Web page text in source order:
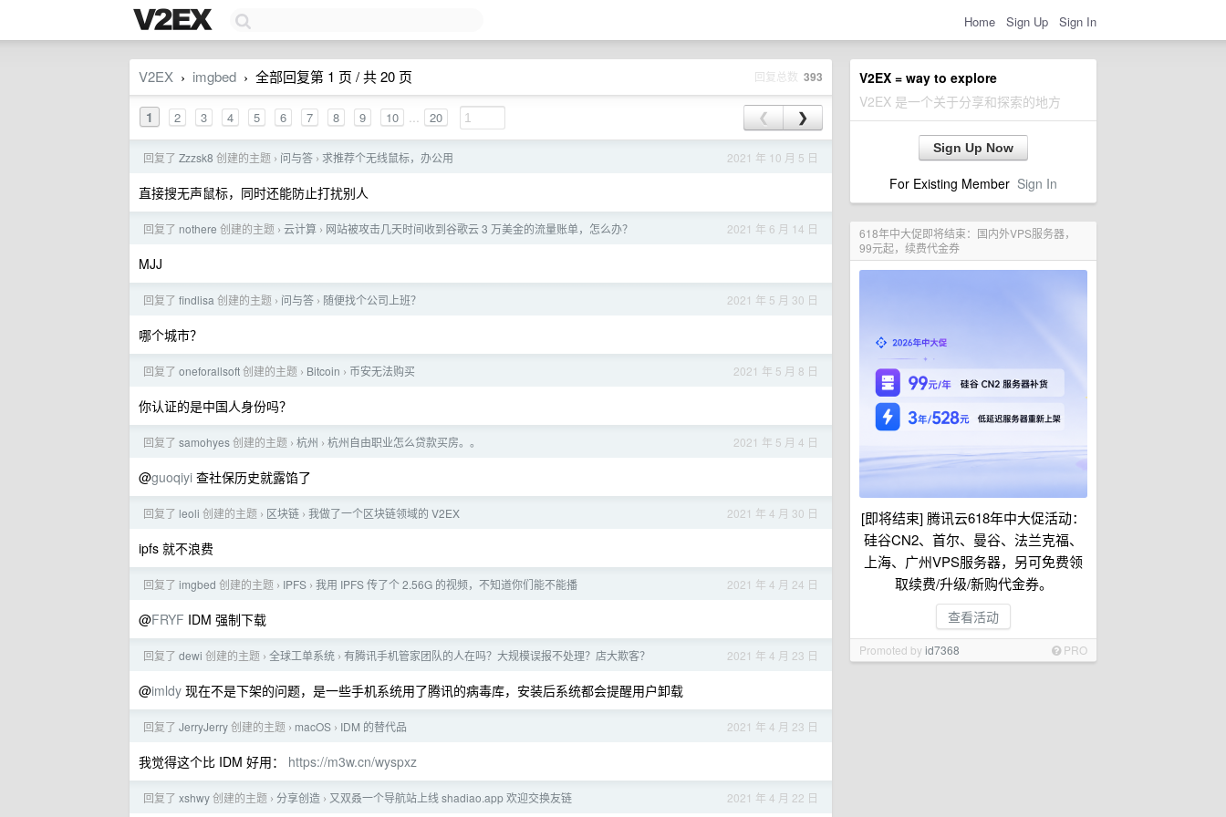
Home Sign Up Sign In
V2EX = way to explore
V2EX 是一个关于分享和探索的地方
Sign Up Now
For Existing Member Sign In
618年中大促即将结束：国内外VPS服务器，
99元起，续费代金券
[即将结束] 腾讯云618年中大促活动：
硅谷CN2、首尔、曼谷、法兰克福、
上海、广州VPS服务器，另可免费领
取续费/升级/新购代金券。
查看活动
Promoted byid7368 PRO
V2EX › imgbed › 全部回复第 1 页 / 共 20 页 回复总数 393
1 2 3 4 5 6 7 8 9 10 ... 20 ❮ ❯
2021 年 10 月 5 日
回复了 Zzzsk8 创建的主题 › 问与答 › 求推荐个无线鼠标，办公用
直接搜无声鼠标，同时还能防止打扰别人
2021 年 6 月 14 日
回复了 nothere 创建的主题 › 云计算 › 网站被攻击几天时间收到谷歌云 3 万美金的流量账单，怎么办？
MJJ
2021 年 5 月 30 日
回复了 findlisa 创建的主题 › 问与答 › 随便找个公司上班？
哪个城市？
2021 年 5 月 8 日
回复了 oneforallsoft创建的主题 › Bitcoin › 币安无法购买
你认证的是中国人身份吗？
2021 年 5 月 4 日
回复了 samohyes创建的主题 › 杭州 › 杭州自由职业怎么贷款买房。。
@guoqiyi 查社保历史就露馅了
2021 年 4 月 30 日
回复了 leoli 创建的主题 › 区块链 › 我做了一个区块链领域的 V2EX
ipfs 就不浪费
2021 年 4 月 24 日
回复了 imgbed 创建的主题 › IPFS › 我用 IPFS 传了个 2.56G 的视频，不知道你们能不能播
@FRYF IDM 强制下载
2021 年 4 月 23 日
回复了 dewi 创建的主题 › 全球工单系统 › 有腾讯手机管家团队的人在吗？大规模误报不处理？店大欺客？
@imldy 现在不是下架的问题，是一些手机系统用了腾讯的病毒库，安装后系统都会提醒用户卸载
2021 年 4 月 23 日
回复了 JerryJerry创建的主题 › macOS › IDM 的替代品
我觉得这个比 IDM 好用： https://m3w.cn/wyspxz
2021 年 4 月 22 日
回复了 xshwy创建的主题 › 分享创造 › 又双叒一个导航站上线 shadiao.app 欢迎交换友链